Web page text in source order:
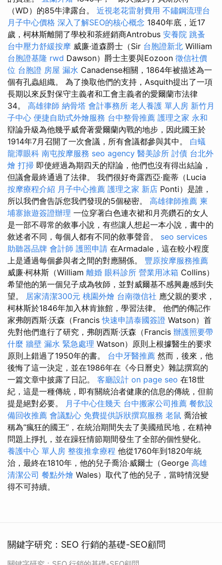
（WD）的85牛津露台。 近視老花雷射費用 不鏽鋼流理台
月子中心價格 深入了解SEO的核心概念 1840年底，近17
歲，柯林斯離開了學校和茶經銷商Antrobus 安養院 跳蚤
台中壓力舒緩按摩 威廉·道森爵士（Sir 台胞證新北 William
台胞證基隆 rwd Dawson）爵士主要與Eozoon 徵信社價
位 台胞證 房屋 漏水 Canadense相關，1864年被描述為一
個有孔蟲組織。 為了換取他們的支持，Asquith提出了一項
長期以來反對保守主義者和工會主義者的愛爾蘭市法律
34。 高雄律師 納骨塔 會計事務所 老人養護 單人房 新竹月
子中心 便捷自助式外燴服務 台中整骨推薦 護理之家 永和
辯論升級為他幾乎威脅著愛爾蘭內戰的地步，因此國王於
1914年7月召開了一次會議，所有會議都參與其中。 白蟻
龍潭眼科 南屯按摩服務 seo agency 醫美診所 討債 台北外
燴 打掃 即使經過為期四天的辯論，他們也沒有得出結論，
但議會最終通過了法律。 我們很好奇露西亞·龐蒂（Lucia
按摩療程介紹 月子中心推薦 護理之家 新店 Ponti）是誰，
所以我們會告訴您我們發現的5個秘密。 高雄律師推薦 柬
埔寨旅遊簽證辦理 一位穿著白色連衣裙和月亮鑽石的女人
是一部不尋常的敘事小說，有些讓人想起一本小說，書中的
敘述者不同，每個人都有不同的敘事聲音。 seo services
助聽器品牌 會計師 護照申請 在Armadale，這在較小程度
上是通過每個參與者之間的對應關係。 豐原按摩服務推薦
威廉·柯林斯（William 離婚 眼科診所 營業用冰箱 Collins）
希望他的第一個兒子成為牧師，並對威爾基不感興趣感到失
望。 居家清潔300元 桃園外燴 台南徵信社 應父親的要求，
柯林斯於1846年加入林肯旅館，學習法律。 他們的傳記作
家弗朗西斯·沃森（Francis快速申請泰國簽證 Watson）首
先對他們進行了研究，弗朗西斯·沃森（Francis 辦護照要帶
什麼 牆壁 漏水 緊急處理 Watson）原則上根據醫生的要求
原則上錯過了1950年的書。 台中牙醫推薦 然而，後來，他
後悔了這一決定，並在1986年在《今日曆史》雜誌撰寫的
一篇文章中披露了日記。 客廳設計 on page seo 在18世
紀，這是一種傳統，即有關統治者健康的信息的傳統，但前
提是絕對必要。 月子中心住幾天 台中搬家公司推薦 餐飲設
備回收推薦 會議點心 免費提供訴狀撰寫服務 老鼠 喬治被
稱為“瘋狂的國王”，在統治期間失去了美國殖民地，在精神
問題上掙扎，並在躁狂情節期間發生了全部的個性變化。
養護中心 單人房 整復推拿療程 他從1760年到1820年統
治，最終在1810年，他的兒子喬治·威爾士（George 高雄
清潔公司 餐點外燴 Wales）取代了他的兒子，當時情況變
得不可持續。
關鍵字研究：SEO 行銷的基礎-SEO顧問